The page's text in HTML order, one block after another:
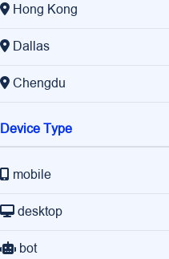
Hong Kong
Dallas
Chengdu
Device Type
mobile
desktop
bot